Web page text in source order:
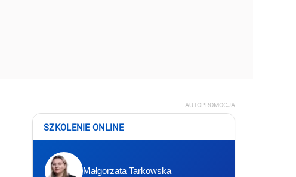
AUTOPROMOCJA
SZKOLENIE ONLINE
Małgorzata Tarkowska